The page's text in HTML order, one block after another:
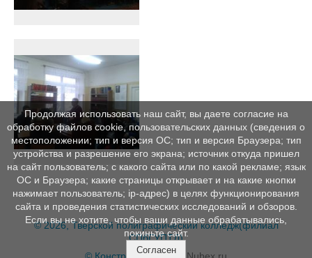
© 2026, Тверской полиграфический колледж(филиал
СПбГУПТД)
Продолжая использовать наш сайт, вы даете согласие на
обработку файлов cookie, пользовательских данных (сведения о
местоположении; тип и версия ОС; тип и версия Браузера; тип
устройства и разрешение его экрана; источник откуда пришел
на сайт пользователь; с какого сайта или по какой рекламе; язык
ОС и Браузера; какие страницы открывает и на какие кнопки
нажимает пользователь; ip-адрес) в целях функционирования
сайта и проведения статистических исследований и обзоров.
Если вы не хотите, чтобы ваши данные обрабатывались,
покиньте сайт.
Согласен